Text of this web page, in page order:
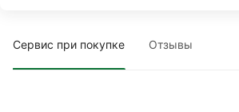
Сервис при покупке Отзывы